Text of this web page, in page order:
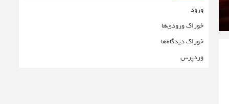
ورود
خوراک ورودی‌ها
خوراک دیدگاه‌ها
وردپرس